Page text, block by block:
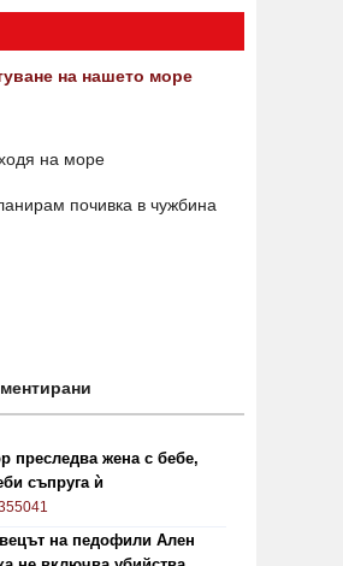
на нашето море
на море
почивка в чужбина
преследва жена с бебе,
съпруга ѝ
на педофили Ален